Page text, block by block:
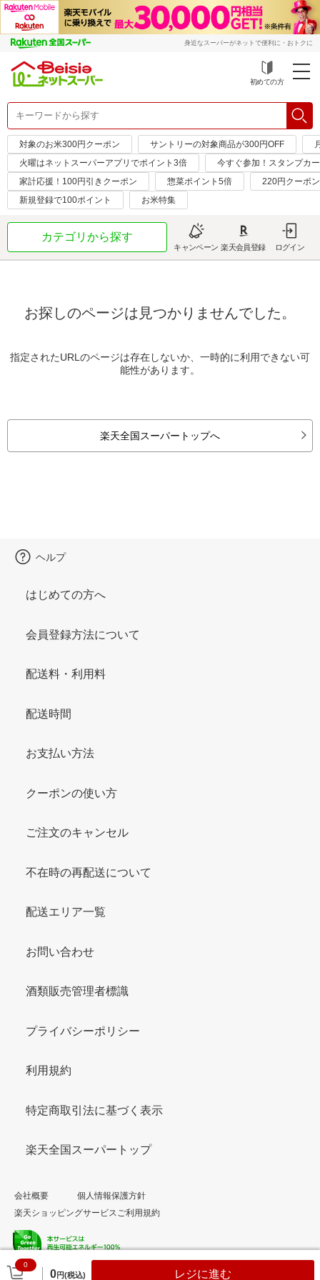
身近なスーパーがネットで便利に・おトクに
初めての方
対象のお米300円クーポン サントリーの対象商品が300円OFF
火曜はネットスーパーアプリでポイント3倍
今すぐ参加！スタンプカ
家計応援！100円引きクーポン
惣菜ポイント5倍
220円クーポ
新規登録で100ポイント
お米特集
カテゴリから探す
キャンペーン 楽天会員登録 ログイン
お探しのページは見つかりませんでした。
指定されたURLのページは存在しないか、一時的に利用できない可
能性があります。
楽天全国スーパートップへ
0
0円(税込) レジに進む
ヘルプ
はじめての方へ
会員登録方法について
配送料・利用料
配送時間
お支払い方法
クーポンの使い方
ご注文のキャンセル
不在時の再配送について
配送エリア一覧
お問い合わせ
酒類販売管理者標識
プライバシーポリシー
利用規約
特定商取引法に基づく表示
楽天全国スーパートップ
会社概要
個人情報保護方針
楽天ショッピングサービスご利用規約
© Rakuten Group, Inc.